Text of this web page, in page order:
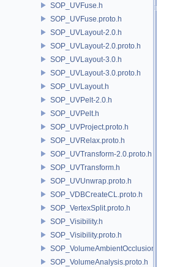
SOP_UVFuse.h
SOP_UVFuse.proto.h
SOP_UVLayout-2.0.h
SOP_UVLayout-2.0.proto.h
SOP_UVLayout-3.0.h
SOP_UVLayout-3.0.proto.h
SOP_UVLayout.h
SOP_UVPelt-2.0.h
SOP_UVPelt.h
SOP_UVProject.proto.h
SOP_UVRelax.proto.h
SOP_UVTransform-2.0.proto.h
SOP_UVTransform.h
SOP_UVUnwrap.proto.h
SOP_VDBCreateCL.proto.h
SOP_VertexSplit.proto.h
SOP_Visibility.h
SOP_Visibility.proto.h
SOP_VolumeAmbientOcclusion.proto.h
SOP_VolumeAnalysis.proto.h